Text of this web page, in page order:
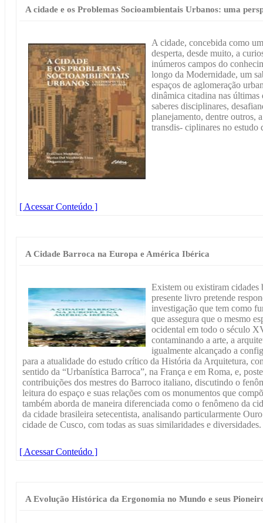
A cidade e os Problemas Socioambientais Urbanos: uma
A cidade, concebida como
desperta, desde muito, a
inúmeros campos do
longo da Modernidade, um
espaços de aglomeração
dinâmica citadina nas últimas
saberes disciplinares,
planejamento, dentre outros,
transdis- ciplinares no estudo
[ Acessar Conteúdo ]
A Cidade Barroca na Europa e América Ibérica
Existem ou existiram cidades
presente livro pretende
investigação que tem como
que assegura que o mesmo
ocidental em todo o século
contaminando a arte, a
igualmente alcançado a
para a atualidade do estudo crítico da História da Arquitetura,
sentido da “Urbanística Barroca”, na França e em Roma, e,
contribuições dos mestres do Barroco italiano, discutindo o
leitura do espaço e suas relações com os monumentos que
também aborda de maneira diferenciada como o fenômeno da
da cidade brasileira setecentista, analisando particularmente
cidade de Cusco, com todas as suas similaridades e diversidades.
[ Acessar Conteúdo ]
A Evolução Histórica da Ergonomia no Mundo e seus